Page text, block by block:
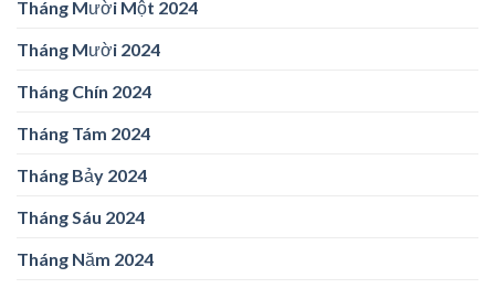
Tháng Mười Một 2024
Tháng Mười 2024
Tháng Chín 2024
Tháng Tám 2024
Tháng Bảy 2024
Tháng Sáu 2024
Tháng Năm 2024